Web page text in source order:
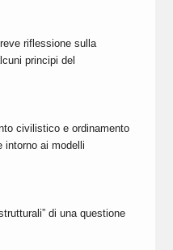
riflessione sulla
principi del
civilistico e ordinamento
intorno ai modelli
di una questione